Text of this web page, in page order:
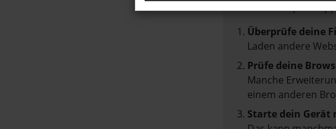
Hier sind ein paar
Überprüfe deine
Laden andere
Prüfe deine
Manche
einem anderen
Starte dein Gerät